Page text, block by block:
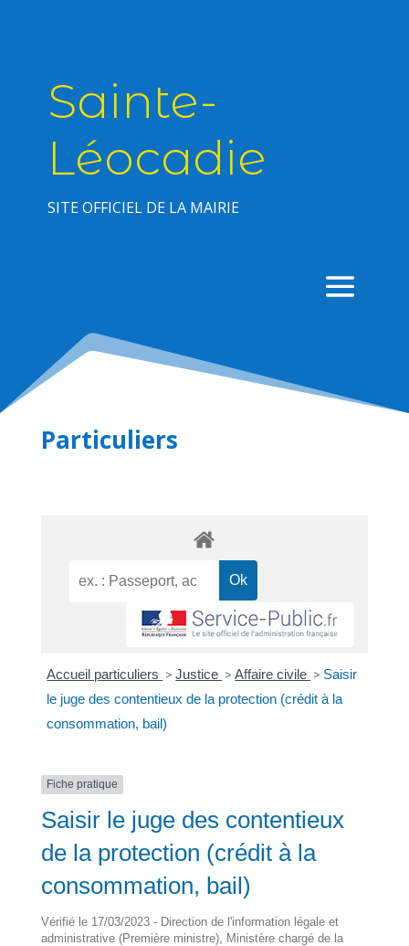
Sainte-
Léocadie
SITE OFFICIEL DE LA MAIRIE
Particuliers
Accueil particuliers > Justice > Affaire civile > Saisir
le juge des contentieux de la protection (crédit à la
consommation, bail)
Fiche pratique
Saisir le juge des contentieux
de la protection (crédit à la
consommation, bail)
Vérifié le 17/03/2023 - Direction de l'information légale et
administrative (Première ministre), Ministère chargé de la